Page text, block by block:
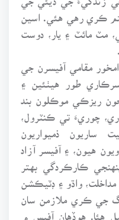
ڪري رهي هئي. اسين
مٽ مائٽ ۽ يار، دوست
مقامي آفيسرن جي
طور هيٺئين ۽
ريزڪي موڪلون بند
100% رڪوري، چوريءَ تي ڪنٽرول،
ساريون ذميواريون
هيون، ۽ آفيسر آزاد
ڪارڪردگي بهتر
مداخلت، واڌو ۽ ڊٽيڪشن
جي ڪري ملازمن سان
هئا. هوڏهان آفيس ۾